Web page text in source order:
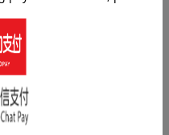
出することだ。その時、日
なって、世界から尊敬と注
議院議員が、日本を再生さ
くりから、財政、防衛、教
本再生のシナリオ。
ースより）